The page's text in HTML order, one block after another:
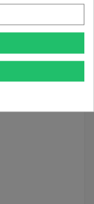
superficies, zonas
a 14 – 21 dias